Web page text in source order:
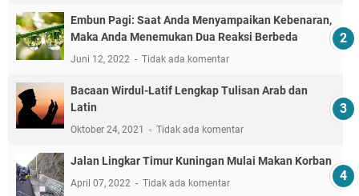
Embun Pagi: Saat Anda Menyampaikan Kebenaran,
Maka Anda Menemukan Dua Reaksi Berbeda
Juni 12, 2022 Tidak ada komentar
Bacaan Wirdul-Latif Lengkap Tulisan Arab dan
Latin
Oktober 24, 2021 Tidak ada komentar
Jalan Lingkar Timur Kuningan Mulai Makan Korban
April 07, 2022 Tidak ada komentar